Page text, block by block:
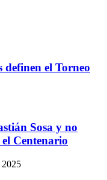
el Torneo
Sosa y no
Centenario
2025